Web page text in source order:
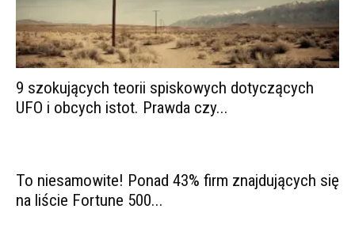
9 szokujących teorii spiskowych dotyczących
UFO i obcych istot. Prawda czy...
To niesamowite! Ponad 43% firm znajdujących się
na liście Fortune 500...